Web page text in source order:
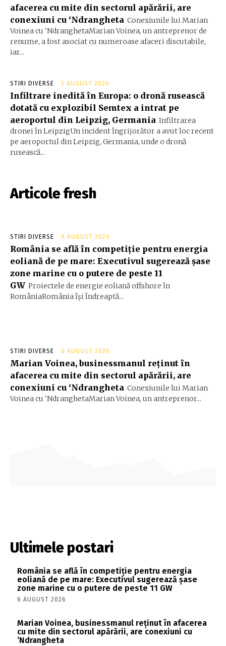
afacerea cu mite din sectorul apărării, are
conexiuni cu ‘Ndrangheta Conexiunile lui Marian
Voinea cu 'NdranghetaMarian Voinea, un antreprenor de
renume, a fost asociat cu numeroase afaceri discutabile,
iar...
STIRI DIVERSE 5 AUGUST 2026
Infiltrare inedită în Europa: o dronă rusească
dotată cu explozibil Semtex a intrat pe
aeroportul din Leipzig, Germania Infiltrarea
dronei în LeipzigUn incident îngrijorător a avut loc recent
pe aeroportul din Leipzig, Germania, unde o dronă
rusească...
Articole fresh
STIRI DIVERSE 6 AUGUST 2026
România se află în competiție pentru energia
eoliană de pe mare: Executivul sugerează șase
zone marine cu o putere de peste 11
GW Proiectele de energie eoliană offshore în
RomâniaRomânia își îndreaptă...
STIRI DIVERSE 6 AUGUST 2026
Marian Voinea, businessmanul reținut în
afacerea cu mite din sectorul apărării, are
conexiuni cu ‘Ndrangheta Conexiunile lui Marian
Voinea cu 'NdranghetaMarian Voinea, un antreprenor...
Ultimele postari
România se află în competiție pentru energia
eoliană de pe mare: Executivul sugerează șase
zone marine cu o putere de peste 11 GW
6 AUGUST 2026
Marian Voinea, businessmanul reținut în afacerea
cu mite din sectorul apărării, are conexiuni cu
‘Ndrangheta